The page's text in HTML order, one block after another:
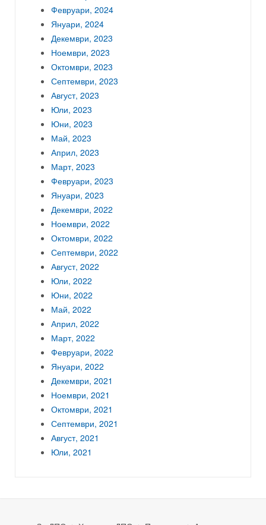
Февруари, 2024
Януари, 2024
Декември, 2023
Ноември, 2023
Октомври, 2023
Септември, 2023
Август, 2023
Юли, 2023
Юни, 2023
Май, 2023
Април, 2023
Март, 2023
Февруари, 2023
Януари, 2023
Декември, 2022
Ноември, 2022
Октомври, 2022
Септември, 2022
Август, 2022
Юли, 2022
Юни, 2022
Май, 2022
Април, 2022
Март, 2022
Февруари, 2022
Януари, 2022
Декември, 2021
Ноември, 2021
Октомври, 2021
Септември, 2021
Август, 2021
Юли, 2021